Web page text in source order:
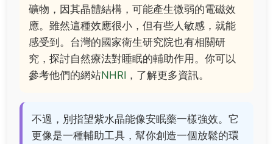
礦物，因其晶體結構，可能產生微弱的電磁效
應。雖然這種效應很小，但有些人敏感，就能
感受到。台灣的國家衛生研究院也有相關研
究，探討自然療法對睡眠的輔助作用。你可以
參考他們的網站NHRI ，了解更多資訊。
不過，別指望紫水晶能像安眠藥一樣強效。它
更像是一種輔助工具，幫你創造一個放鬆的環